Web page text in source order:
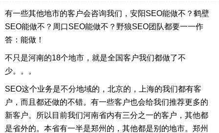
有一些其他地市的客户会咨询我们，安阳SEO能做不？鹤壁
SEO能做不？周口SEO能做不？野狼SEO团队都要一一作
答：能做！
不只是河南的18个地市，就是全国客户我们都做了不
少。。。
SEO这个业务是不分地域的，北京的，上海的我们都有客
户，而且都还做的不错。有一些客户也会给我们推荐更多的
新客户。所以目前我们河南省内有三分之一的客户，其他都
是省外的。本省有一半是郑州的，其他都是别的地市。郑州